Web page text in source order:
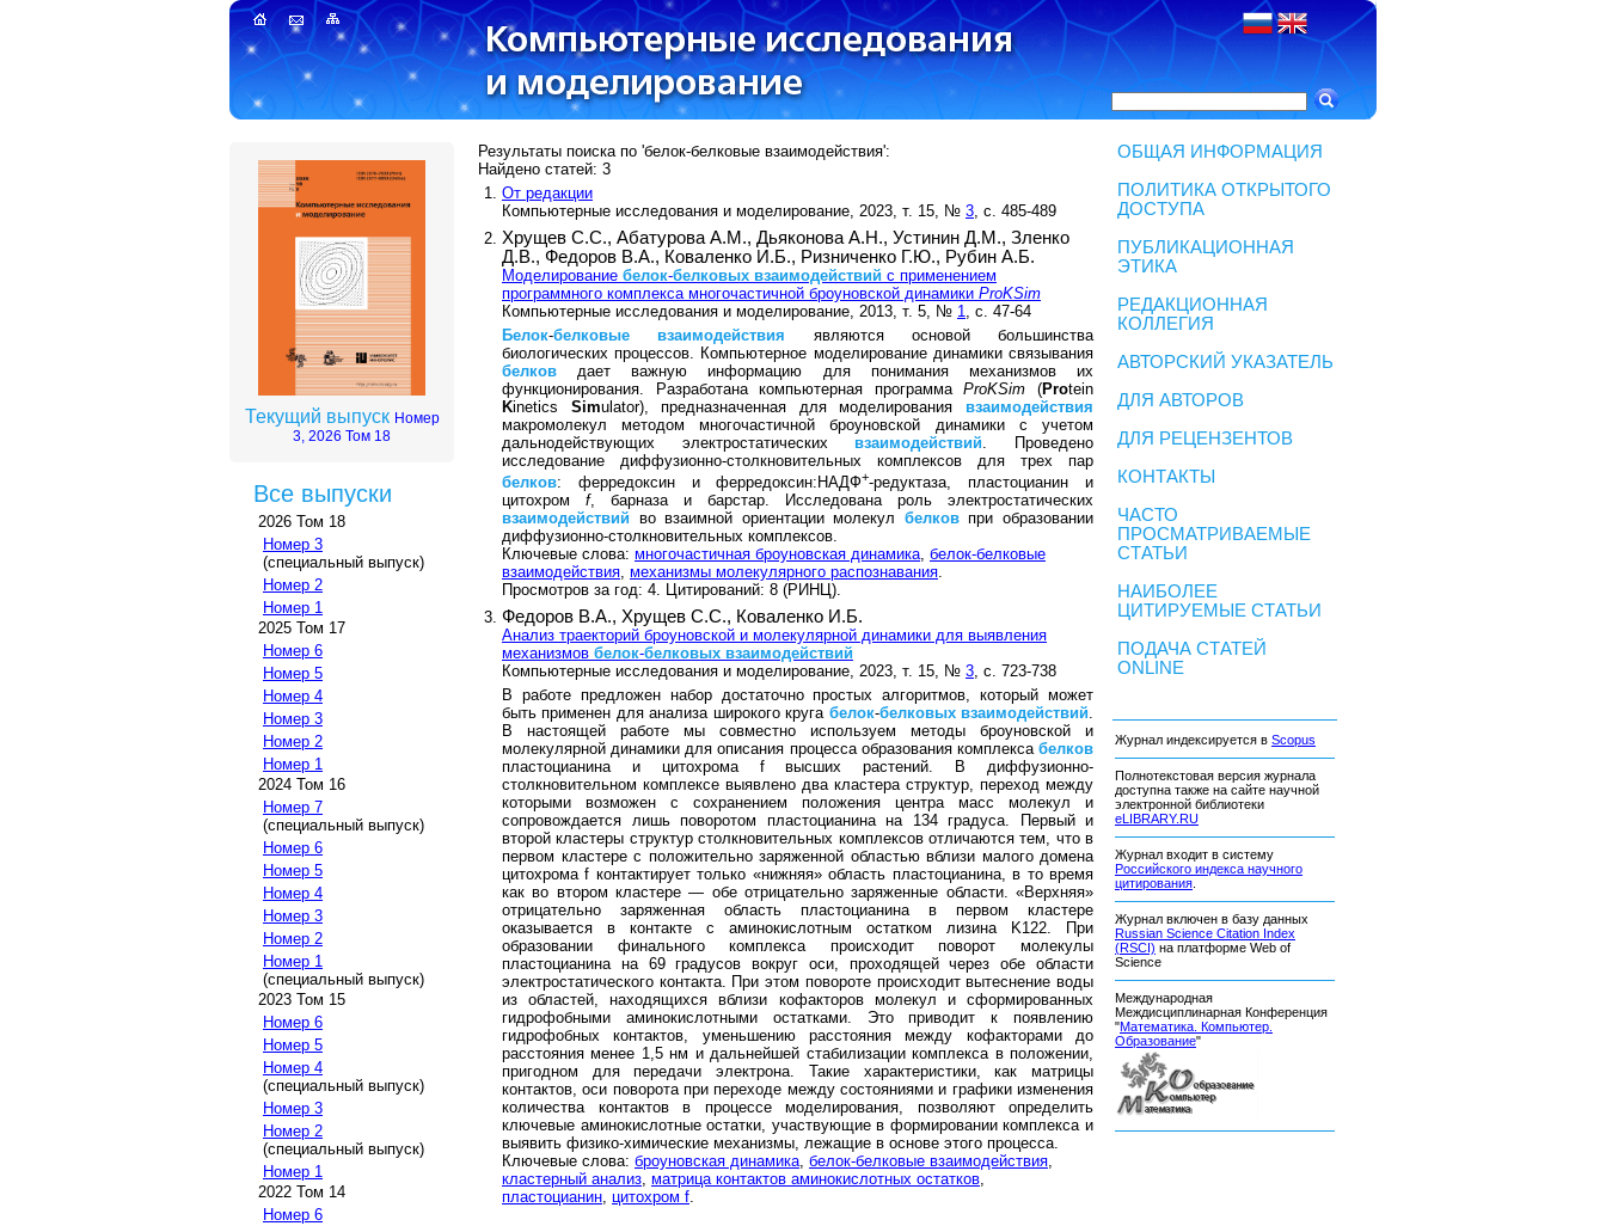
Текущий выпуск Номер
3, 2026 Том 18
Все выпуски
2026 Том 18
Номер 3
(специальный выпуск)
Номер 2
Номер 1
2025 Том 17
Номер 6
Номер 5
Номер 4
Номер 3
Номер 2
Номер 1
2024 Том 16
Номер 7
(специальный выпуск)
Номер 6
Номер 5
Номер 4
Номер 3
Номер 2
Номер 1
(специальный выпуск)
2023 Том 15
Номер 6
Номер 5
Номер 4
(специальный выпуск)
Номер 3
Номер 2
(специальный выпуск)
Номер 1
2022 Том 14
Номер 6
Результаты поиска по 'белок-белковые взаимодействия':
Найдено статей: 3
От редакции
Компьютерные исследования и моделирование, 2023, т. 15, № 3, с. 485-489
Хрущев С.С., Абатурова А.М., Дьяконова А.Н., Устинин Д.М., Зленко
Д.В., Федоров В.А., Коваленко И.Б., Ризниченко Г.Ю., Рубин А.Б.
Моделирование белок-белковых взаимодействий с применением
программного комплекса многочастичной броуновской динамики ProKSim
Компьютерные исследования и моделирование, 2013, т. 5, № 1
, с. 47-64
Белок-белковые взаимодействия являются основой большинства
биологических процессов. Компьютерное моделирование динамики связывания
белков дает важную информацию для понимания механизмов их
функционирования. Разработана компьютерная программаProKSim (Protein
Kinetics Simulator), предназначенная для моделирования взаимодействия
макромолекул методом многочастичной броуновской динамики с учетом
дальнодействующих электростатических взаимодействий . Проведено
исследование диффузионно-столкновительных комплексов для трех пар
белков: ферредоксин и ферредоксин:НАДФ+-редуктаза, пластоцианин и
цитохром f, барназа и барстар. Исследована роль электростатических
взаимодействий во взаимной ориентации молекул белковпри образовании
диффузионно-столкновительных комплексов.
Ключевые слова: многочастичная броуновская динамика, белок-белковые
взаимодействия, механизмы молекулярного распознавания.
Просмотров за год: 4. Цитирований: 8 (РИНЦ).
Федоров В.А., Хрущев С.С., Коваленко И.Б.
Анализ траекторий броуновской и молекулярной динамики для выявления
механизмов белок-белковых взаимодействий
Компьютерные исследования и моделирование, 2023, т. 15, № 3 , с. 723-738
В работе предложен набор достаточно простых алгоритмов, который может
быть применен для анализа широкого круга белок-белковых взаимодействий
В настоящей работе мы совместно используем методы броуновской и
молекулярной динамики для описания процесса образования комплекса белков
пластоцианина и цитохрома f высших растений. В диффузионно-
столкновительном комплексе выявлено два кластера структур, переход между
которыми возможен с сохранением положения центра масс молекул и
сопровождается лишь поворотом пластоцианина на 134 градуса. Первый и
второй кластеры структур столкновительных комплексов отличаются тем, что в
первом кластере с положительно заряженной областью вблизи малого домена
цитохрома f контактирует только «нижняя» область пластоцианина, в то время
как во втором кластере — обе отрицательно заряженные области. «Верхняя»
отрицательно заряженная область пластоцианина в первом кластере
оказывается в контакте с аминокислотным остатком лизина K122. При
образовании финального комплекса происходит поворот молекулы
пластоцианина на 69 градусов вокруг оси, проходящей через обе области
электростатического контакта. При этом повороте происходит вытеснение воды
из областей, находящихся вблизи кофакторов молекул и сформированных
гидрофобными аминокислотными остатками. Это приводит к появлению
гидрофобных контактов, уменьшению расстояния между кофакторами до
расстояния менее 1,5 нм и дальнейшей стабилизации комплекса в положении,
пригодном для передачи электрона. Такие характеристики, как матрицы
контактов, оси поворота при переходе между состояниями и графики изменения
количества контактов в процессе моделирования, позволяют определить
ключевые аминокислотные остатки, участвующие в формировании комплекса и
выявить физико-химические механизмы, лежащие в основе этого процесса.
Ключевые слова: броуновская динамика белок-белковые взаимодействия
кластерный анализ матрица контактов аминокислотных остатков
пластоцианин цитохром f
ОБЩАЯ ИНФОРМАЦИЯ
ПОЛИТИКА ОТКРЫТОГО
ДОСТУПА
ПУБЛИКАЦИОННАЯ
ЭТИКА
РЕДАКЦИОННАЯ
КОЛЛЕГИЯ
АВТОРСКИЙ УКАЗАТЕЛЬ
ДЛЯ АВТОРОВ
ДЛЯ РЕЦЕНЗЕНТОВ
КОНТАКТЫ
ЧАСТО
ПРОСМАТРИВАЕМЫЕ
СТАТЬИ
НАИБОЛЕЕ
ЦИТИРУЕМЫЕ СТАТЬИ
ПОДАЧА СТАТЕЙ
ONLINE
Журнал индексируется в Scopus
Полнотекстовая версия журнала
доступна также на сайте научной
электронной библиотеки
eLIBRARY.RU
Журнал входит в систему
Российского индекса научного
цитирования
Журнал включен в базу данных
Russian Science Citation Index
(RSCI) на платформе Web of
Science
Международная
Междисциплинарная Конференция
"Математика. Компьютер.
Образование"